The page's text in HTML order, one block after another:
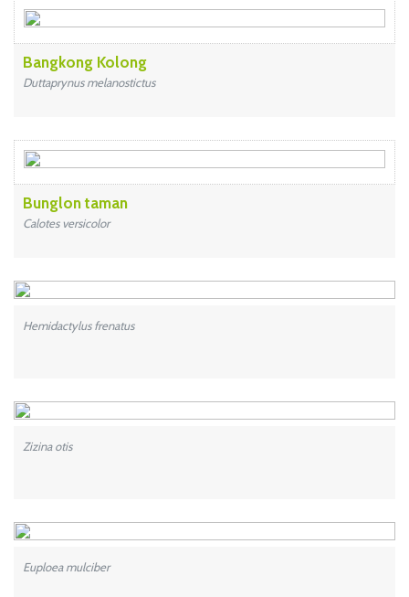
Bangkong Kolong
Duttaprynus melanostictus
Bunglon taman
Calotes versicolor
Hemidactylus frenatus
Zizina otis
Euploea mulciber